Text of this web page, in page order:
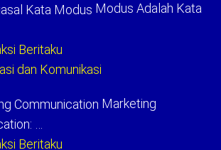
Modus Adalah Kata
Beritaku
dan Komunikasi
Marketing
…
Beritaku